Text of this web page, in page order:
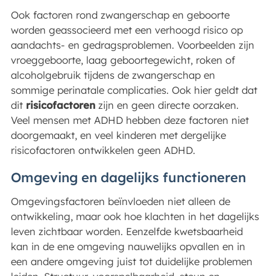
Ook factoren rond zwangerschap en geboorte
worden geassocieerd met een verhoogd risico op
aandachts- en gedragsproblemen. Voorbeelden zijn
vroeggeboorte, laag geboortegewicht, roken of
alcoholgebruik tijdens de zwangerschap en
sommige perinatale complicaties. Ook hier geldt dat
dit risicofactorenzijn en geen directe oorzaken.
Veel mensen met ADHD hebben deze factoren niet
doorgemaakt, en veel kinderen met dergelijke
risicofactoren ontwikkelen geen ADHD.
Omgeving en dagelijks functioneren
Omgevingsfactoren beïnvloeden niet alleen de
ontwikkeling, maar ook hoe klachten in het dagelijks
leven zichtbaar worden. Eenzelfde kwetsbaarheid
kan in de ene omgeving nauwelijks opvallen en in
een andere omgeving juist tot duidelijke problemen